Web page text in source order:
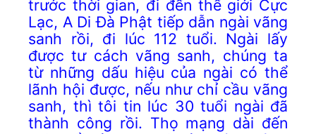
trước thời gian, đi đến thế giới Cực
Lạc, A Di Đà Phật tiếp dẫn ngài vãng
sanh rồi, đi lúc 112 tuổi. Ngài lấy
được tư cách vãng sanh, chúng ta
từ những dấu hiệu của ngài có thể
lãnh hội được, nếu như chỉ cầu vãng
sanh, thì tôi tin lúc 30 tuổi ngài đã
thành công rồi. Thọ mạng dài đến